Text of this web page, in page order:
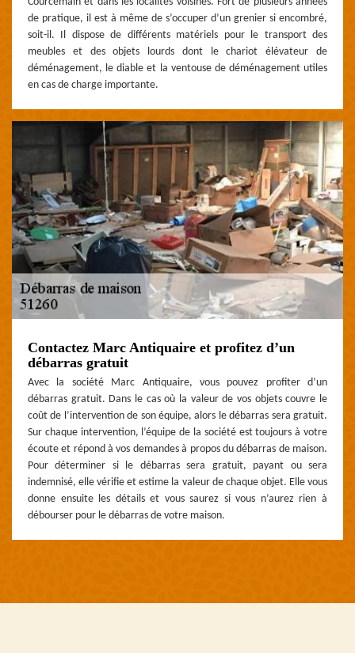
de pratique, il est à même de s’occuper d’un grenier si encombré,
soit-il. Il dispose de différents matériels pour le transport des
meubles et des objets lourds dont le chariot élévateur de
déménagement, le diable et la ventouse de déménagement utiles
en cas de charge importante.
Contactez Marc Antiquaire et profitez d’un
débarras gratuit
Avec la société Marc Antiquaire, vous pouvez profiter d’un
débarras gratuit. Dans le cas où la valeur de vos objets couvre le
coût de l’intervention de son équipe, alors le débarras sera gratuit.
Sur chaque intervention, l’équipe de la société est toujours à votre
écoute et répond à vos demandes à propos du débarras de maison.
Pour déterminer si le débarras sera gratuit, payant ou sera
indemnisé, elle vérifie et estime la valeur de chaque objet. Elle vous
donne ensuite les détails et vous saurez si vous n’aurez rien à
débourser pour le débarras de votre maison.